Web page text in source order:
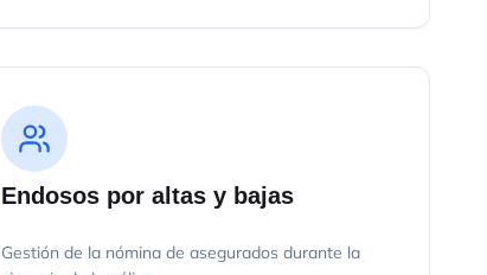
Endosos por altas y bajas
Gestión de la nómina de asegurados durante la